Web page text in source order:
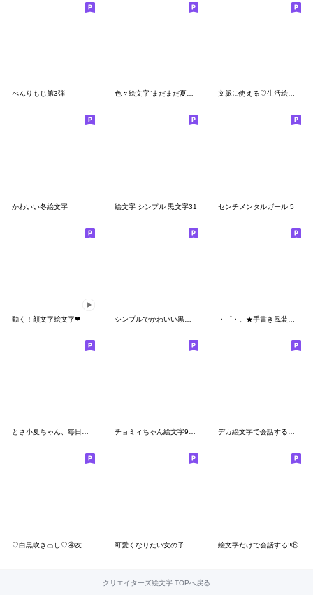
べんりもじ第3弾 色々絵文字“まだまだ夏だよ” 文脈に使える♡生活絵文字
かわいい冬絵文字 絵文字 シンプル 黒文字31 センチメンタルガール 5
動く！顔文字絵文字❤ ・゜・。★手書き風装飾EMOJI☆・゜・。
とさ小夏ちゃん、毎日が楽しい絵文字01 チョミィちゃん絵文字9〜夏〜 デカ絵文字で会話する②〜記念日編〜
可愛くなりたい女の子 絵文字だけで会話する‼︎⑥
クリエイターズ絵文字 TOPへ戻る